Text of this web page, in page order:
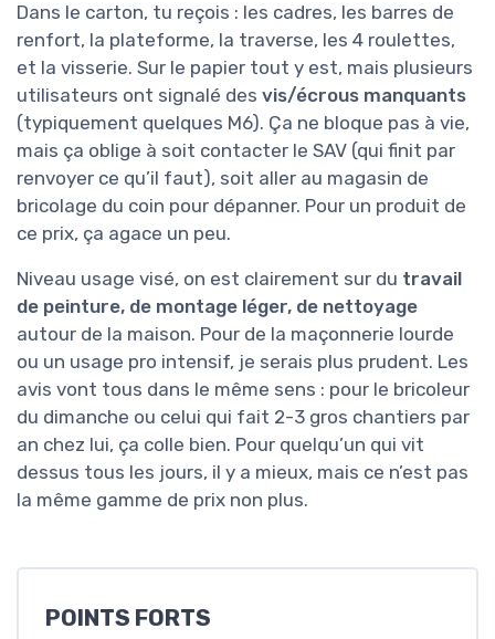
Dans le carton, tu reçois : les cadres, les barres de
renfort, la plateforme, la traverse, les 4 roulettes,
et la visserie. Sur le papier tout y est, mais plusieurs
utilisateurs ont signalé des vis/écrous manquants
(typiquement quelques M6). Ça ne bloque pas à vie,
mais ça oblige à soit contacter le SAV (qui finit par
renvoyer ce qu’il faut), soit aller au magasin de
bricolage du coin pour dépanner. Pour un produit de
ce prix, ça agace un peu.
Niveau usage visé, on est clairement sur du travail
de peinture, de montage léger, de nettoyage
autour de la maison. Pour de la maçonnerie lourde
ou un usage pro intensif, je serais plus prudent. Les
avis vont tous dans le même sens : pour le bricoleur
du dimanche ou celui qui fait 2-3 gros chantiers par
an chez lui, ça colle bien. Pour quelqu’un qui vit
dessus tous les jours, il y a mieux, mais ce n’est pas
la même gamme de prix non plus.
POINTS FORTS